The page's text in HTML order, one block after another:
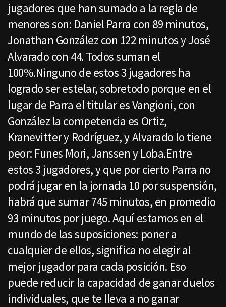
jugadores que han sumado a la regla de
menores son: Daniel Parra con 89 minutos,
Jonathan González con 122 minutos y José
Alvarado con 44. Todos suman el
100%.Ninguno de estos 3 jugadores ha
logrado ser estelar, sobretodo porque en el
lugar de Parra el titular es Vangioni, con
González la competencia es Ortiz,
Kranevitter y Rodríguez, y Alvarado lo tiene
peor: Funes Mori, Janssen y Loba.Entre
estos 3 jugadores, y que por cierto Parra no
podrá jugar en la jornada 10 por suspensión,
habrá que sumar 745 minutos, en promedio
93 minutos por juego. Aquí estamos en el
mundo de las suposiciones: poner a
cualquier de ellos, significa no elegir al
mejor jugador para cada posición. Eso
puede reducir la capacidad de ganar duelos
individuales, que te lleva a no ganar